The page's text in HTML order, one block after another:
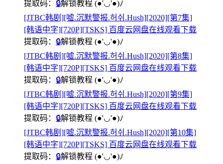
提取码： 🔒解锁教程 (●'◡'●)ﾉ
[JTBC韩剧][嘘.沉默警报.허쉬.Hush][2020][第7集]
[韩语中字][720P][TSKS] 百度云网盘在线观看下载
提取码： 🔒解锁教程 (●'◡'●)ﾉ
[JTBC韩剧][嘘.沉默警报.허쉬.Hush][2020][第8集]
[韩语中字][720P][TSKS] 百度云网盘在线观看下载
提取码： 🔒解锁教程 (●'◡'●)ﾉ
[JTBC韩剧][嘘.沉默警报.허쉬.Hush][2020][第9集]
[韩语中字][720P][TSKS] 百度云网盘在线观看下载
提取码： 🔒解锁教程 (●'◡'●)ﾉ
[JTBC韩剧][嘘.沉默警报.허쉬.Hush][2020][第10集]
[韩语中字][720P][TSKS] 百度云网盘在线观看下载
提取码： 🔒解锁教程 (●'◡'●)ﾉ